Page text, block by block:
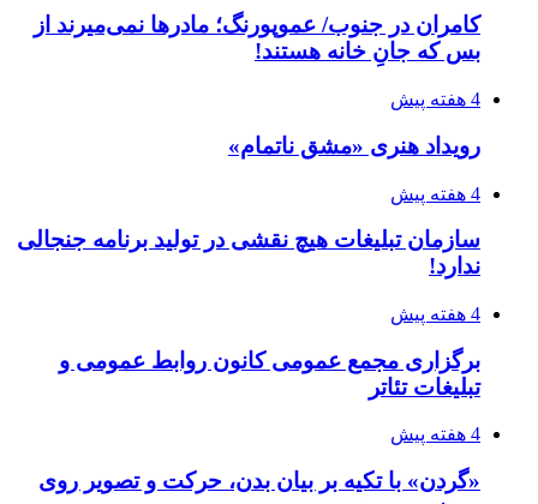
کامران در جنوب/ عموپورنگ؛ مادرها نمی‌میرند از
بس که جانِ خانه هستند!
4 هفته پیش
رویداد هنری «مشق ناتمام»
4 هفته پیش
سازمان تبلیغات هیچ نقشی در تولید برنامه جنجالی
ندارد!
4 هفته پیش
برگزاری مجمع عمومی کانون روابط عمومی و
تبلیغات تئاتر
4 هفته پیش
«گردن» با تکیه بر بیان بدن، حرکت و تصویر روی